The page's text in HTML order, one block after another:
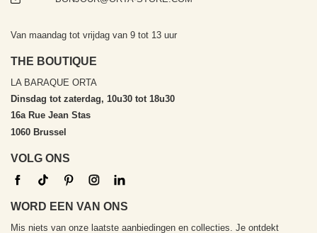
Van maandag tot vrijdag van 9 tot 13 uur
THE BOUTIQUE
LA BARAQUE ORTA
Dinsdag tot zaterdag, 10u30 tot 18u30
16a Rue Jean Stas
1060 Brussel
VOLG ONS
WORD EEN VAN ONS
Mis niets van onze laatste aanbiedingen en collecties. Je ontdekt